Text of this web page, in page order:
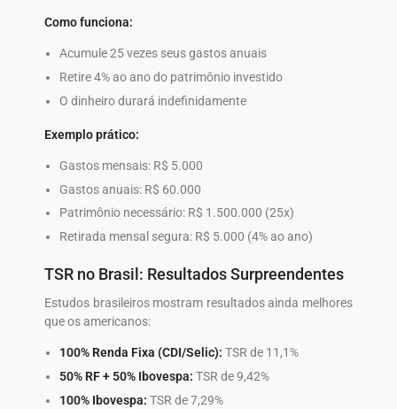
Como funciona:
Acumule 25 vezes seus gastos anuais
Retire 4% ao ano do patrimônio investido
O dinheiro durará indefinidamente
Exemplo prático:
Gastos mensais: R$ 5.000
Gastos anuais: R$ 60.000
Patrimônio necessário: R$ 1.500.000 (25x)
Retirada mensal segura: R$ 5.000 (4% ao ano)
TSR no Brasil: Resultados Surpreendentes
Estudos brasileiros mostram resultados ainda melhores
que os americanos:
100% Renda Fixa (CDI/Selic): TSR de 11,1%
50% RF + 50% Ibovespa: TSR de 9,42%
100% Ibovespa: TSR de 7,29%